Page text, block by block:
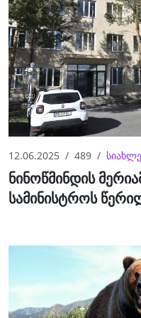
12.06.2025 489 სიახლე
ნინოწმინდის
სამინისტროს